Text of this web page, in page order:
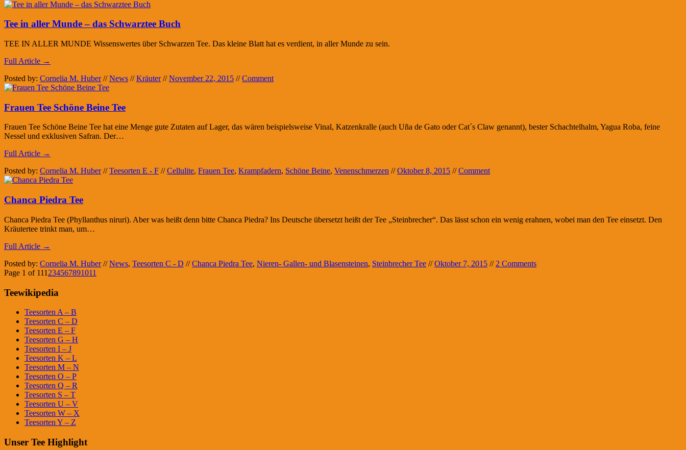
Tee in aller Munde – das Schwarztee Buch
TEE IN ALLER MUNDE Wissenswertes über Schwarzen Tee. Das kleine Blatt hat es verdient, in aller Munde zu sein.
Full Article →
Posted by: Cornelia M. Huber // News // Kräuter // November 22, 2015 //Comment
Frauen Tee Schöne Beine Tee
Frauen Tee Schöne Beine Tee hat eine Menge gute Zutaten auf Lager, das wären beispielsweise Vinal, Katzenkralle (auch Uña de Gato oder Cat´s Claw genannt), bester Schachtelhalm, Yagua Roba, feine
Nessel und exklusiven Safran. Der…
Full Article →
Posted by: Cornelia M. Huber // Teesorten E - F // Cellulite, Frauen Tee, Krampfadern, Schöne Beine, Venenschmerzen // Oktober 8, 2015 //Comment
Chanca Piedra Tee
Chanca Piedra Tee (Phyllanthus niruri). Aber was heißt denn bitte Chanca Piedra? Ins Deutsche übersetzt heißt der Tee „Steinbrecher“. Das lässt schon ein wenig erahnen, wobei man den Tee einsetzt. Den
Kräutertee trinkt man, um…
Full Article →
Posted by: Cornelia M. Huber // News, Teesorten C - D // Chanca Piedra Tee, Nieren- Gallen- und Blasensteinen, Steinbrecher Tee // Oktober 7, 2015 // 2 Comments
Page 1 of 111 234567891011
Teewikipedia
Teesorten A – B
Teesorten C – D
Teesorten E – F
Teesorten G – H
Teesorten I – J
Teesorten K – L
Teesorten M – N
Teesorten O – P
Teesorten Q – R
Teesorten S – T
Teesorten U – V
Teesorten W – X
Teesorten Y – Z
Unser Tee Highlight